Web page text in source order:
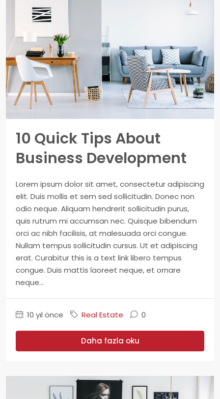
10 Quick Tips About
Business Development
Lorem ipsum dolor sit amet, consectetur adipiscing
elit. Duis mollis et sem sed sollicitudin. Donec non
odio neque. Aliquam hendrerit sollicitudin purus,
quis rutrum mi accumsan nec. Quisque bibendum
orci ac nibh facilisis, at malesuada orci congue.
Nullam tempus sollicitudin cursus. Ut et adipiscing
erat. Curabitur this is a text link libero tempus
congue. Duis mattis laoreet neque, et ornare
neque...
10 yıl önce Real Estate 0
Daha fazla oku